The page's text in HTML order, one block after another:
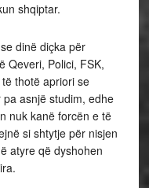
shqiptar.
dinë diçka për
Qeveri, Polici, FSK,
thotë apriori se
asnjë studim, edhe
nuk kanë forcën e të
si shtytje për nisjen
atyre që dyshohen